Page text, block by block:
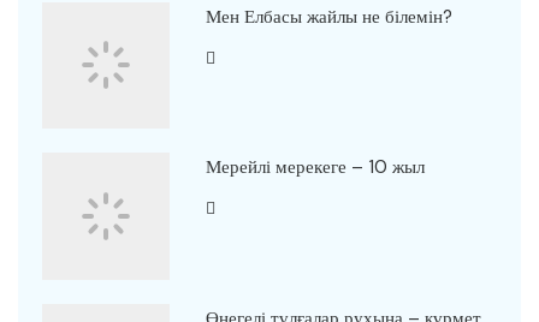
Мен Елбасы жайлы не білемін?
Мерейлі мерекеге – 10 жыл